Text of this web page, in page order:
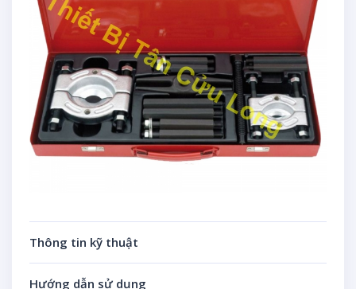
Thông tin kỹ thuật
Hướng dẫn sử dụng